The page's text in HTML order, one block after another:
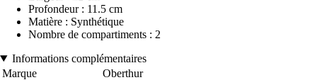
Profondeur : 11.5 cm
Matière : Synthétique
Nombre de compartiments : 2
Informations complémentaires
Marque
Oberthur